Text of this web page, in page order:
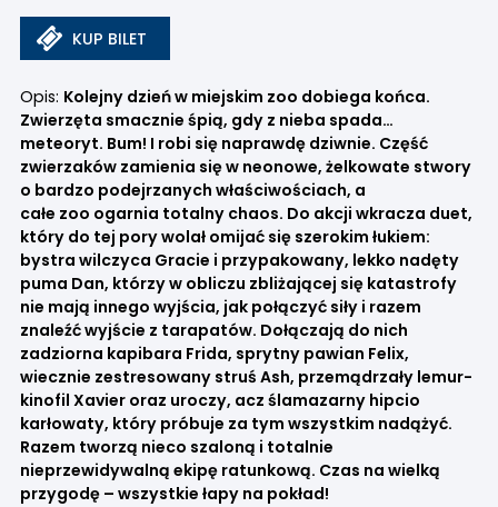
KUP BILET
Opis: Kolejny dzień w miejskim zoo dobiega końca.
Zwierzęta smacznie śpią, gdy z nieba spada…
meteoryt. Bum! I robi się naprawdę dziwnie. Część
zwierzaków zamienia się w neonowe, żelkowate stwory
o bardzo podejrzanych właściwościach, a
całe zoo ogarnia totalny chaos. Do akcji wkracza duet,
który do tej pory wolał omijać się szerokim łukiem:
bystra wilczyca Gracie i przypakowany, lekko nadęty
puma Dan, którzy w obliczu zbliżającej się katastrofy
nie mają innego wyjścia, jak połączyć siły i razem
znaleźć wyjście z tarapatów. Dołączają do nich
zadziorna kapibara Frida, sprytny pawian Felix,
wiecznie zestresowany struś Ash, przemądrzały lemur-
kinofil Xavier oraz uroczy, acz ślamazarny hipcio
karłowaty, który próbuje za tym wszystkim nadążyć.
Razem tworzą nieco szaloną i totalnie
nieprzewidywalną ekipę ratunkową. Czas na wielką
przygodę – wszystkie łapy na pokład!